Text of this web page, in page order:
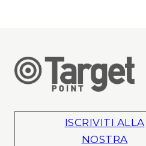
ISCRIVITI ALLA
NOSTRA